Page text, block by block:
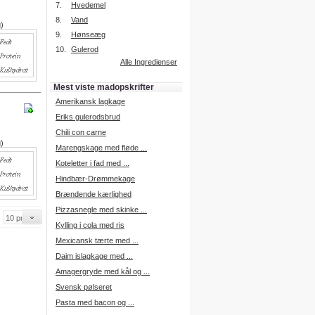
Intelligent søgning
Få foreslået opskrifter.
Prøv vores nye "Foreslå
Læs mere her.
Vi har nu oprettet et mad forum,
hvor i kan dele jeres erfaringer.
Log på med dine oplysninger fra
Madopskrifter.nu.
Gå til forum
Indkøbsliste på SMS
på SMS.
For at benytte SMS funktionen,
7.
Hvedemel
8.
Vand
9.
Hønseæg
10.
Gulerod
Alle Ingredienser
Mest viste madopskrifter
Amerikansk lagkage
Eriks gulerodsbrud
Chili con carne
Marengskage med fløde ...
Koteletter i fad med ...
Hindbær-Drømmekage
Brændende kærlighed
Pizzasnegle med skinke ...
Kylling i cola med ris
Mexicansk tærte med ...
Daim islagkage med ...
Amagergryde med kål og ...
Svensk pølseret
Pasta med bacon og ...